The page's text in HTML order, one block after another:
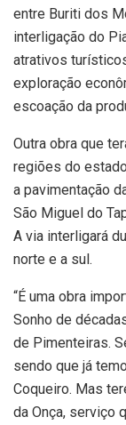
entre Buriti dos
interligação do
atrativos
exploração
escoação da
Outra obra que
regiões do
a pavimentação
São Miguel do
A via interligará
norte e a sul.
“É uma obra
Sonho de
de Pimenteiras.
sendo que já
Coqueiro. Mas
da Onça, serviço